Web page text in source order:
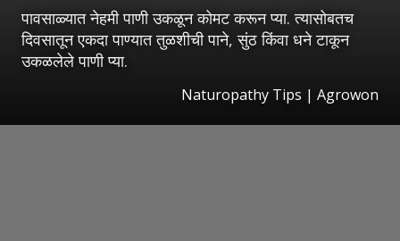
पावसाळ्यात नेहमी पाणी उकळून कोमट करून प्या. त्यासोबतच
दिवसातून एकदा पाण्यात तुळशीची पाने, सुंठ किंवा धने टाकून
उकळलेले पाणी प्या.
Naturopathy Tips | Agrowon